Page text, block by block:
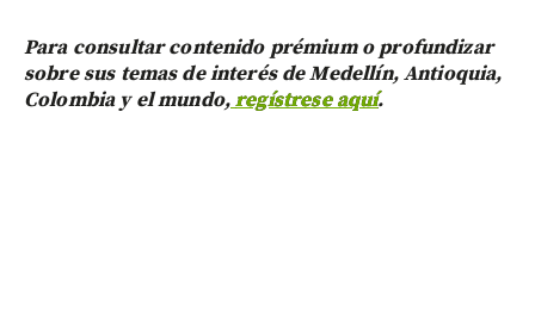
Para consultar contenido prémium o profundizar
sobre sus temas de interés de Medellín, Antioquia,
Colombia y el mundo,regístrese aquí.